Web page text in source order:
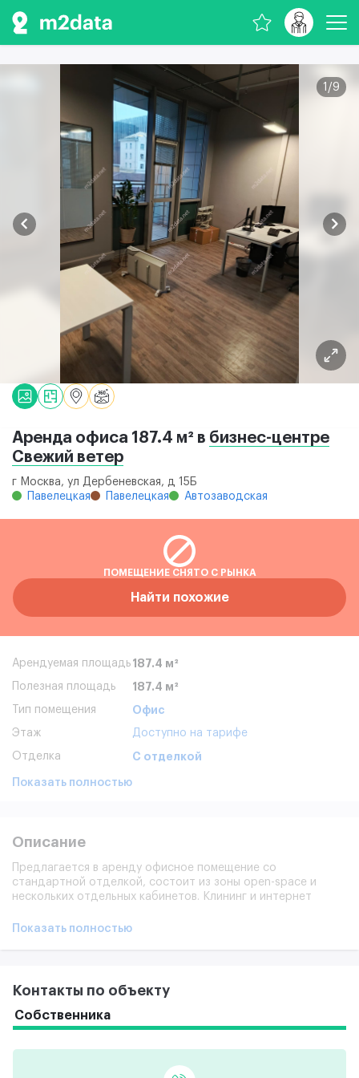
1 /9
Аренда офиса 187.4 м² в бизнес-центре
Свежий ветер
г Москва, ул Дербеневская, д 15Б
Павелецкая
Павелецкая Автозаводская
ПОМЕЩЕНИЕ СНЯТО С РЫНКА
Найти похожие
Арендуемая площадь 187.4 м²
Полезная площадь 187.4 м²
Тип помещения Офис
Этаж Доступно на тарифе
Отделка С отделкой
Показать полностью
Описание
Предлагается в аренду офисное помещение со
стандартной отделкой, состоит из зоны open-space и
нескольких отдельных кабинетов. Клининг и интернет
Показать полностью
Контакты по объекту
Собственника